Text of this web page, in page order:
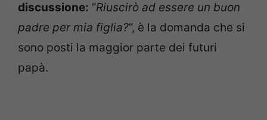
discussione: “Riuscirò ad essere un buon
padre per mia figlia?“, è la domanda che si
sono posti la maggior parte dei futuri
papà.